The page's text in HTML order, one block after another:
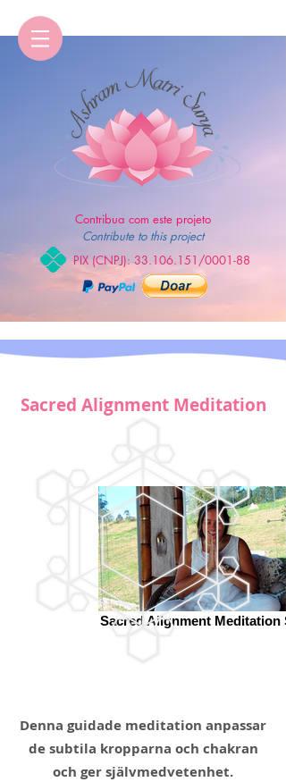
Contribua com este projeto
Contribute to this project
PIX (CNPJ):33.106.151 /0001-88
Sacred Alignment Meditation
Sacred Alignment Meditation
Denna guidade meditation anpassar
de subtila kropparna och chakran
och ger självmedvetenhet.